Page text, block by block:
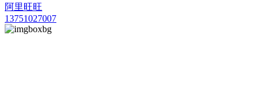
阿里旺旺
13751027007